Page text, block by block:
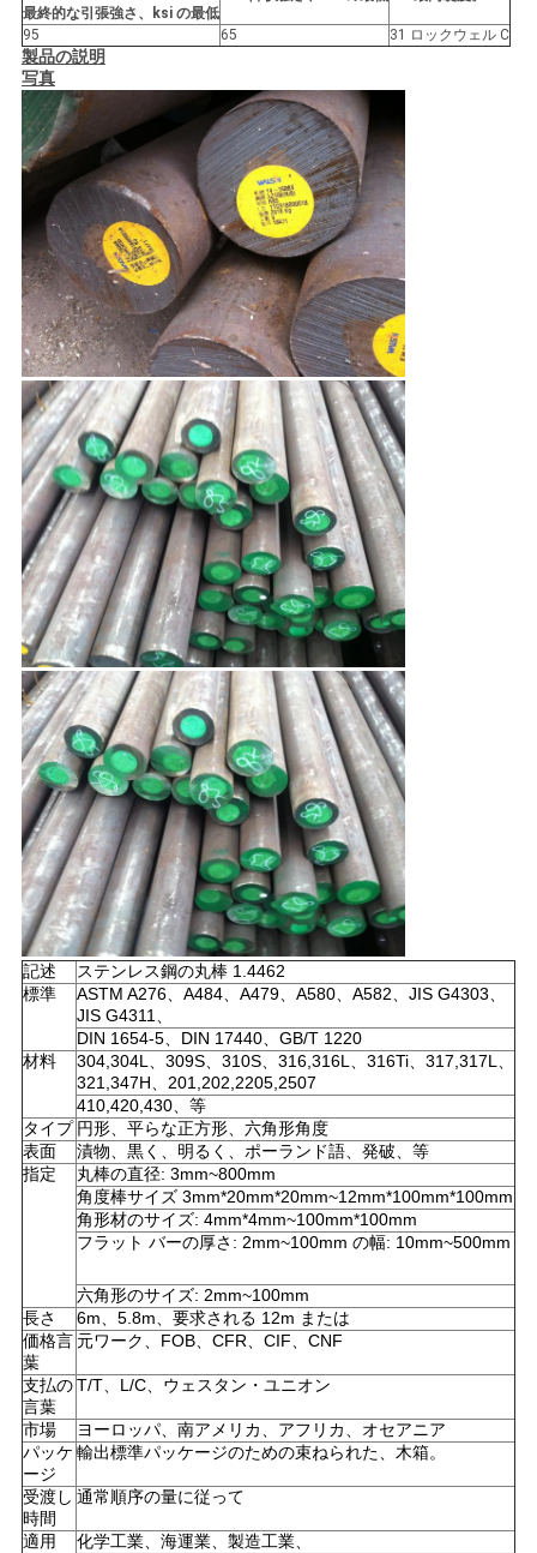
最終的な引張強さ、ksi の最低
95 65 31 ロックウェル C
製品の説明
写真
記述
ステンレス鋼の丸棒 1.4462
標準
ASTM A276、A484、A479、A580、A582、JIS G4303、
JIS G4311、
DIN 1654-5、DIN 17440、GB/T 1220
材料
304,304L、309S、310S、316,316L、316Ti、317,317L、
321,347H、201,202,2205,2507
410,420,430、等
タイプ 円形、平らな正方形、六角形角度
表面
漬物、黒く、明るく、ポーランド語、発破、等
指定
丸棒の直径: 3mm~800mm
角度棒サイズ 3mm*20mm*20mm~12mm*100mm*100mm
角形材のサイズ: 4mm*4mm~100mm*100mm
フラット バーの厚さ: 2mm~100mm の幅: 10mm~500mm
六角形のサイズ: 2mm~100mm
長さ
6m、5.8m、要求される 12m または
価格言
葉
元ワーク、FOB、CFR、CIF、CNF
支払の
言葉
T/T、L/C、ウェスタン・ユニオン
市場
ヨーロッパ、南アメリカ、アフリカ、オセアニア
パッケ
ージ
輸出標準パッケージのための束ねられた、木箱。
受渡し
時間
通常順序の量に従って
適用
化学工業、海運業、製造工業、